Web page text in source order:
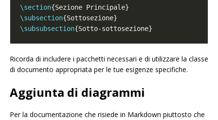
\section
\subsection
\subsubsection
Ricorda di includere i pacchetti necessari e di utilizzare la classe
di documento appropriata per le tue esigenze specifiche.
Aggiunta di diagrammi
Per la documentazione che risiede in Markdown piuttosto che